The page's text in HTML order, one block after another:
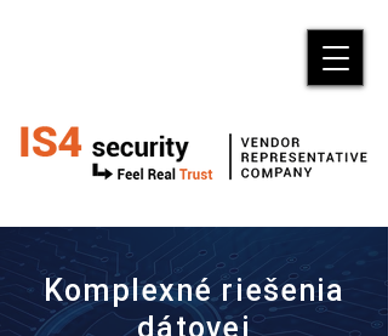
Komplexné riešenia
dátovej